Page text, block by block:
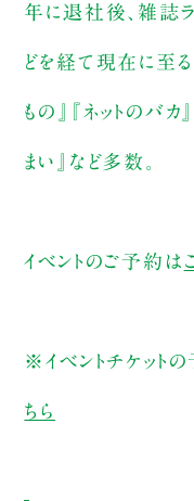
年に退社後、雑誌
どを経て現在に至
もの』『ネットのバ
まい』など多数。
イベントのご予約は
※イベントチケット
ちら